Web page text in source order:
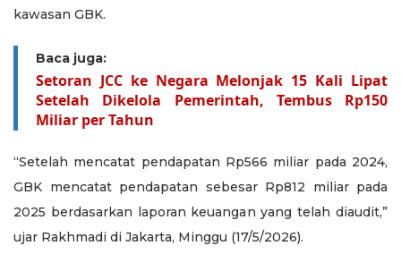
kawasan GBK.
Baca juga:
Setoran JCC ke Negara Melonjak 15 Kali Lipat
Setelah Dikelola Pemerintah, Tembus Rp150
Miliar per Tahun
“Setelah mencatat pendapatan Rp566 miliar pada 2024,
GBK mencatat pendapatan sebesar Rp812 miliar pada
2025 berdasarkan laporan keuangan yang telah diaudit,”
ujar Rakhmadi di Jakarta, Minggu (17/5/2026).